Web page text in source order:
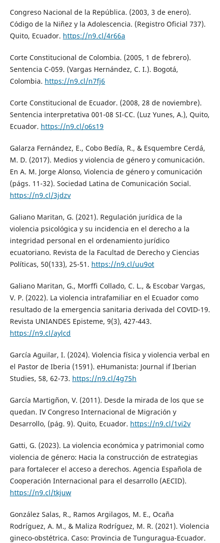
Congreso Nacional de la República. (2003, 3 de enero).
Código de la Niñez y la Adolescencia. (Registro Oficial 737).
Quito, Ecuador. https://n9.cl/4r66a
Corte Constitucional de Colombia. (2005, 1 de febrero).
Sentencia C-059. (Vargas Hernández, C. I.). Bogotá,
Colombia. https://n9.cl/n7fj6
Corte Constitucional de Ecuador. (2008, 28 de noviembre).
Sentencia interpretativa 001-08 SI-CC. (Luz Yunes, A.), Quito,
Ecuador. https://n9.cl/o6s19
Galarza Fernández, E., Cobo Bedía, R., & Esquembre Cerdá,
M. D. (2017). Medios y violencia de género y comunicación.
En A. M. Jorge Alonso, Violencia de género y comunicación
(págs. 11-32). Sociedad Latina de Comunicación Social.
https://n9.cl/3jdzv
Galiano Maritan, G. (2021). Regulación jurídica de la
violencia psicológica y su incidencia en el derecho a la
integridad personal en el ordenamiento jurídico
ecuatoriano. Revista de la Facultad de Derecho y Ciencias
Políticas, 50(133), 25-51. https://n9.cl/uu9ot
Galiano Maritan, G., Morffi Collado, C. L., & Escobar Vargas,
V. P. (2022). La violencia intrafamiliar en el Ecuador como
resultado de la emergencia sanitaria derivada del COVID-19.
Revista UNIANDES Episteme, 9(3), 427-443.
https://n9.cl/aylcd
García Aguilar, I. (2024). Violencia física y violencia verbal en
el Pastor de Iberia (1591). eHumanista: Journal if Iberian
Studies, 58, 62-73. https://n9.cl/4g75h
García Martigñon, V. (2011). Desde la mirada de los que se
quedan. IV Congreso Internacional de Migración y
Desarrollo, (pág. 9). Quito, Ecuador. https://n9.cl/1vi2v
Gatti, G. (2023). La violencia económica y patrimonial como
violencia de género: Hacia la construcción de estrategias
para fortalecer el acceso a derechos. Agencia Española de
Cooperación Internacional para el desarrollo (AECID).
https://n9.cl/tkjuw
González Salas, R., Ramos Argilagos, M. E., Ocaña
Rodríguez, A. M., & Maliza Rodríguez, M. R. (2021). Violencia
gineco-obstétrica. Caso: Provincia de Tunguragua-Ecuador.